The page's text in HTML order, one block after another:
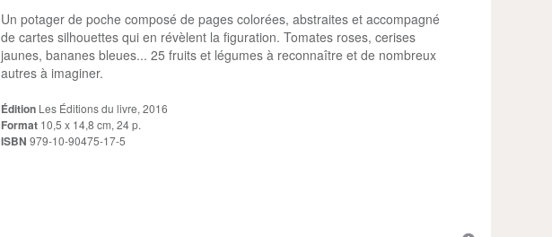
Un potager de poche composé de pages colorées, abstraites et accompagné
de cartes silhouettes qui en révèlent la figuration. Tomates roses, cerises
jaunes, bananes bleues... 25 fruits et légumes à reconnaître et de nombreux
autres à imaginer.
Édition Les Éditions du livre, 2016
Format 10,5 x 14,8 cm, 24 p.
ISBN 979-10-90475-17-5